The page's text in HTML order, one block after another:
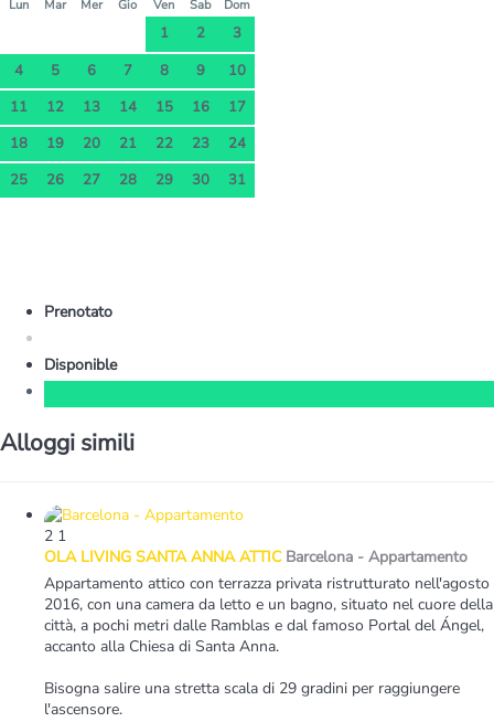
Lun Mar Mer Gio Ven Sab Dom
1 2
3
4
5 6 7 8 9
10
11
12 13 14 15 16
17
18
19 20 21 22 23
24
25
26 27 28 29 30 31
Prenotato
Disponible
Alloggi simili
2 1
OLA LIVING SANTA ANNA ATTIC Barcelona - Appartamento
Appartamento attico con terrazza privata ristrutturato nell'agosto
2016, con una camera da letto e un bagno, situato nel cuore della
città, a pochi metri dalle Ramblas e dal famoso Portal del Ángel,
accanto alla Chiesa di Santa Anna.
Bisogna salire una stretta scala di 29 gradini per raggiungere
l'ascensore.